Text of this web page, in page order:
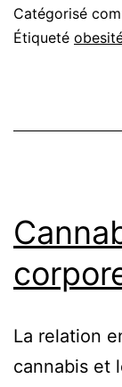
Catégorisé
Étiqueté
La relation
cannabis et